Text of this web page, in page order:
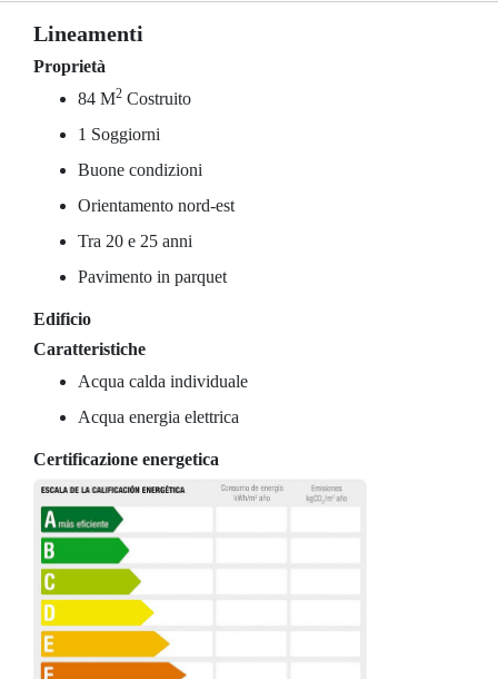
Lineamenti
Proprietà
84 M2 Costruito
1 Soggiorni
Buone condizioni
Orientamento nord-est
Tra 20 e 25 anni
Pavimento in parquet
Edificio
Caratteristiche
Acqua calda individuale
Acqua energia elettrica
Certificazione energetica